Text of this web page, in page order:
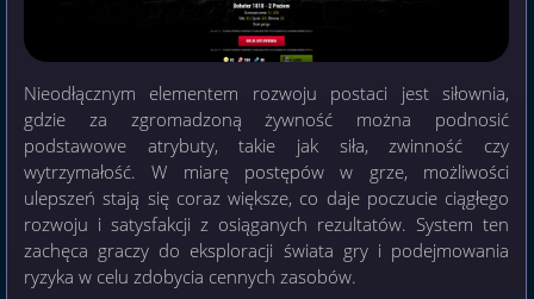
Nieodłącznym elementem rozwoju postaci jest siłownia,
gdzie za zgromadzoną żywność można podnosić
podstawowe atrybuty, takie jak siła, zwinność czy
wytrzymałość. W miarę postępów w grze, możliwości
ulepszeń stają się coraz większe, co daje poczucie ciągłego
rozwoju i satysfakcji z osiąganych rezultatów. System ten
zachęca graczy do eksploracji świata gry i podejmowania
ryzyka w celu zdobycia cennych zasobów.